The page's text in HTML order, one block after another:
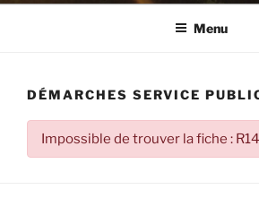
Menu
DÉMARCHES SERVICE
Impossible de trouver la fiche :